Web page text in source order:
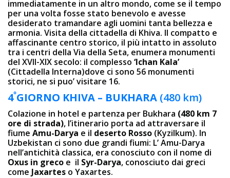
immediatamente in un altro mondo, come se il tempo
per una volta fosse stato benevolo e avesse
desiderato tramandare agli uomini tanta bellezza e
armonia. Visita della cittadella di Khiva. Il compatto e
affascinante centro storico, il più intatto in assoluto
tra i centri della Via della Seta, enumera monumenti
del XVII-XIX secolo: il complesso ‘Ichan Kala’
(Cittadella Interna)dove ci sono 56 monumenti
storici, ne si puo’ visitare 16.
4ºGIORNO KHIVA – BUKHARA (480 km)
Colazione in hotel e partenza per Bukhara (480 km 7
ore di strada), l’itinerario porta ad attraversare il
fiume Amu-Darya e il deserto Rosso (Kyzilkum). In
Uzbekistan ci sono due grandi fiumi: L’ Amu-Darya
nell’antichità classica, era conosciuto con il nome di
Oxus in greco e il Syr-Darya, conosciuto dai greci
come Jaxartes o Yaxartes.